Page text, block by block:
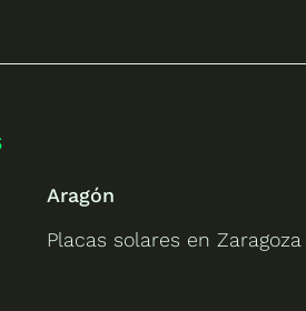
Aragón
Placas solares en Zaragoza